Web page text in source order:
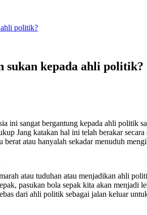
ahli politik?
sukan kepada ahli politik?
ini sangat bergantung kepada ahli politik
Jang katakan hal ini telah berakar
atau hanyalah sekadar menuduh
atau tuduhan atau menjadikan ahli
pasukan bola sepak kita akan
dari ahli politik sebagai jalan keluar